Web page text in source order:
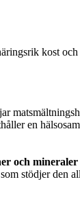
kost
en
och mineraler
stödjer den